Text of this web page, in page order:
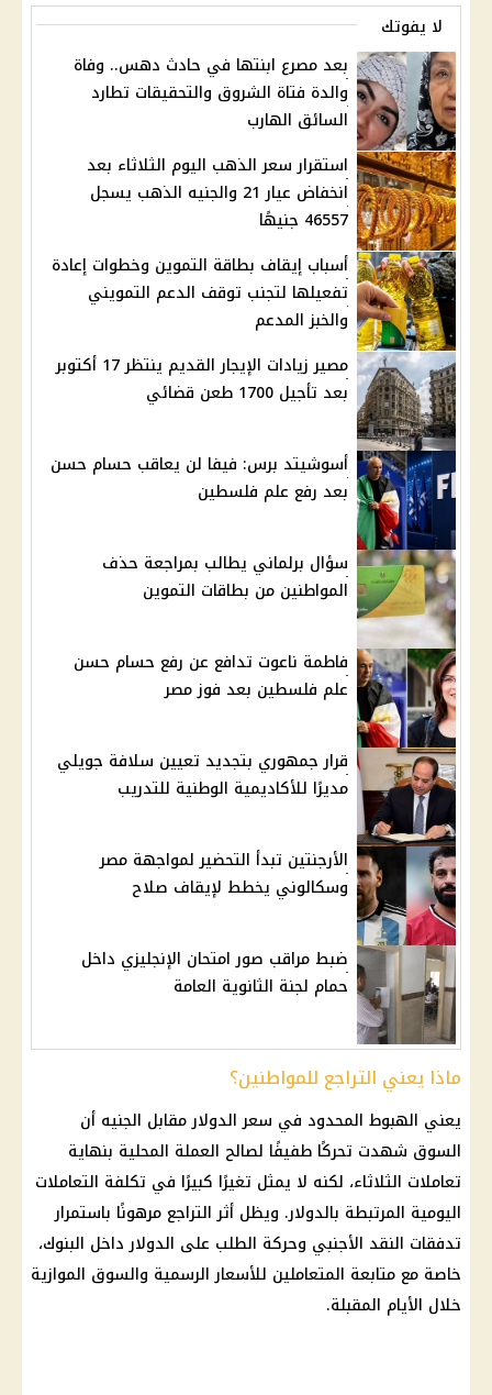
لا يفوتك
بعد مصرع ابنتها في حادث دهس.. وفاة
والدة فتاة الشروق والتحقيقات تطارد
السائق الهارب
استقرار سعر الذهب اليوم الثلاثاء بعد
انخفاض عيار 21 والجنيه الذهب يسجل
46557 جنيهًا
أسباب إيقاف بطاقة التموين وخطوات إعادة
تفعيلها لتجنب توقف الدعم التمويني
والخبز المدعم
مصير زيادات الإيجار القديم ينتظر 17 أكتوبر
بعد تأجيل 1700 طعن قضائي
أسوشيتد برس: فيفا لن يعاقب حسام حسن
بعد رفع علم فلسطين
سؤال برلماني يطالب بمراجعة حذف
المواطنين من بطاقات التموين
فاطمة ناعوت تدافع عن رفع حسام حسن
علم فلسطين بعد فوز مصر
قرار جمهوري بتجديد تعيين سلافة جويلي
مديرًا للأكاديمية الوطنية للتدريب
الأرجنتين تبدأ التحضير لمواجهة مصر
وسكالوني يخطط لإيقاف صلاح
ضبط مراقب صور امتحان الإنجليزي داخل
حمام لجنة الثانوية العامة
ماذا يعني التراجع للمواطنين؟
يعني الهبوط المحدود في سعر الدولار مقابل الجنيه أن
السوق شهدت تحركًا طفيفًا لصالح العملة المحلية بنهاية
تعاملات الثلاثاء، لكنه لا يمثل تغيرًا كبيرًا في تكلفة التعاملات
اليومية المرتبطة بالدولار. ويظل أثر التراجع مرهونًا باستمرار
تدفقات النقد الأجنبي وحركة الطلب على الدولارداخل البنوك،
خاصة مع متابعة المتعاملين للأسعار الرسمية والسوق الموازية
خلال الأيام المقبلة.